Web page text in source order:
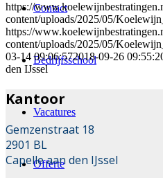
Contact
Bedrijfsschool
Vacatures
Offerte
https://
content/uploads/2025/05/
https://
content/uploads/2025/05/
03-14 09:06:572018-09-26
den IJssel
Kantoor
Gemzenstraat 18
2901 BL
Capelle aan den IJssel